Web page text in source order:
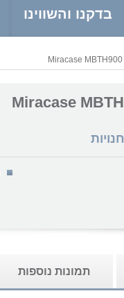
בדקנו והשווינו
חנויות
תמונות נוספות